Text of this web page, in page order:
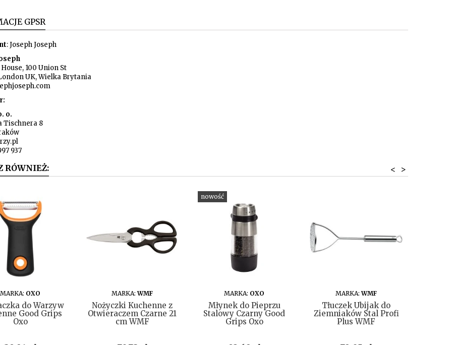
GPSR
: Joseph Joseph
100 Union St
UK, Wielka Brytania
o.
Tischnera 8
937
RÓWNIEŻ: >
<
DO KOSZYKA
MARKA: OXO
do Warzyw
Good Grips
Oxo
DO KOSZYKA
MARKA:WMF
Nożyczki Kuchenne z
Otwieraczem Czarne 21
cm WMF
nowość
DO KOSZYKA
MARKA: OXO
Młynek do Pieprzu
Stalowy Czarny Good
Grips Oxo
DO KOSZYKA
MARKA:WMF
Tłuczek Ubijak do
Ziemniaków Stal Profi
Plus WMF